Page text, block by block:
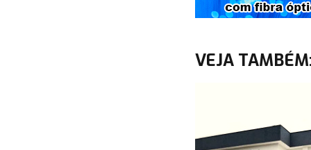
VEJA